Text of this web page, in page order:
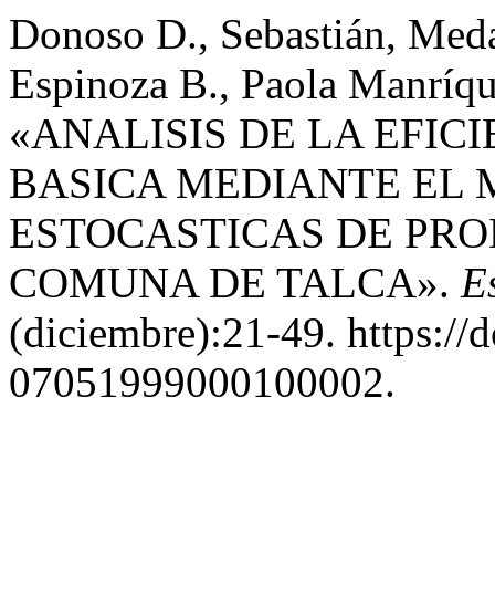
Donoso D., Sebastián,
Espinoza B., Paola
«ANALISIS DE LA
BASICA MEDIANTE EL
ESTOCASTICAS DE
COMUNA DE TALCA».
(diciembre):21-49. https://
07051999000100002.